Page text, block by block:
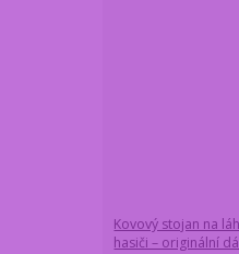
Kovový stojan na
hasiči – originální